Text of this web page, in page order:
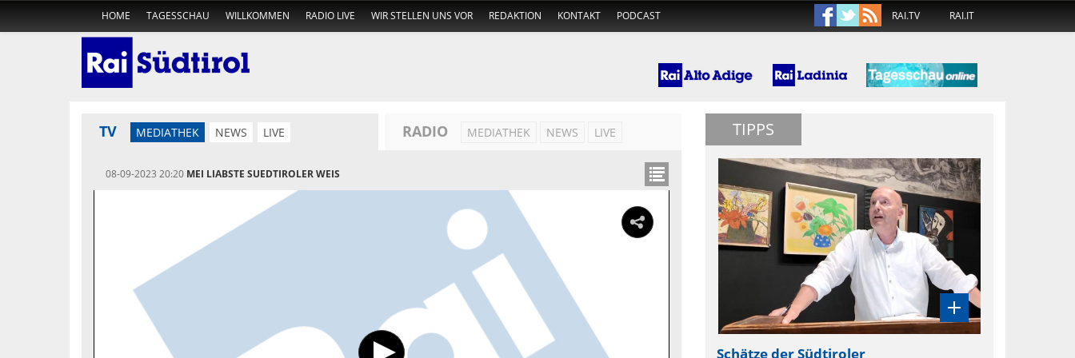
HOME TAGESSCHAU WILLKOMMEN RADIO LIVE WIR STELLEN UNS VOR REDAKTION KONTAKT PODCAST RAI.TV RAI.IT
TV MEDIATHEK NEWS LIVE RADIO MEDIATHEK NEWS LIVE
08-09-2023 20:20 MEI LIABSTE SUEDTIROLER WEIS
TIPPS
Schätze der Südtiroler